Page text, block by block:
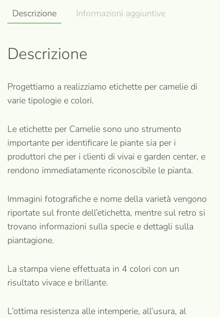
Descrizione Informazioni aggiuntive
Descrizione
Progettiamo a realizziamo etichette per camelie di
varie tipologie e colori.
Le etichette per Camelie sono uno strumento
importante per identificare le piante sia per i
produttori che per i clienti di vivai e garden center, e
rendono immediatamente riconoscibile le pianta.
Immagini fotografiche e nome della varietà vengono
riportate sul fronte dell’etichetta, mentre sul retro si
trovano informazioni sulla specie e dettagli sulla
piantagione.
La stampa viene effettuata in 4 colori con un
risultato vivace e brillante.
L’ottima resistenza alle intemperie, all’usura, al